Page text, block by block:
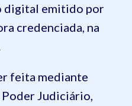
digital emitido por
credenciada, na
feita mediante
Judiciário,